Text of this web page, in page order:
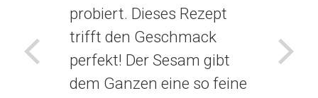
probiert. Dieses Rezept
trifft den Geschmack
perfekt! Der Sesam gibt
dem Ganzen eine so feine
Voriges